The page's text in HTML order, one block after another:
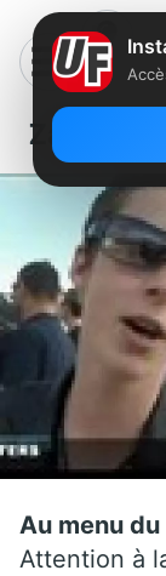
Zapping
Au menu
Attention à